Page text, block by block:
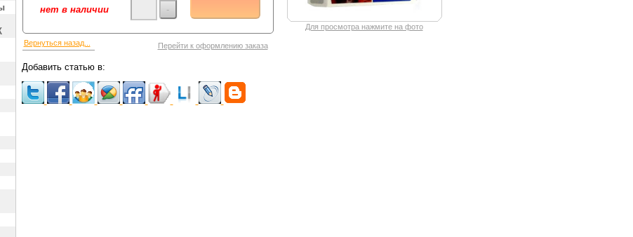
нет в наличии
-
Вернуться назад... Перейти к оформлению заказа
Для просмотра нажмите на фото
Добавить статью в: